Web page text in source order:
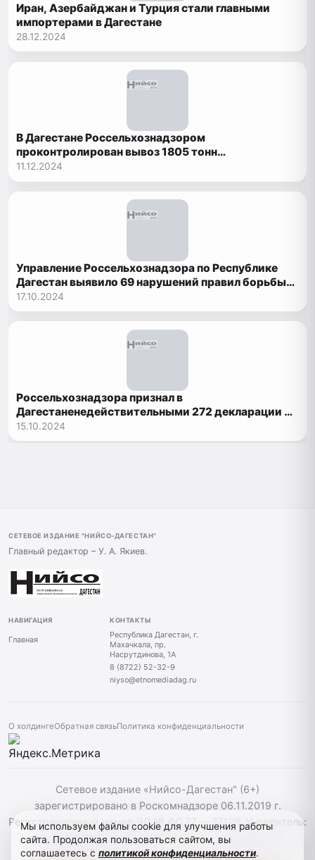
Иран, Азербайджан и Турция стали главными
импортерами в Дагестане
28.12.2024
В Дагестане Россельхознадзором
проконтролирован вывоз 1805 тонн
животноводческой продукции
11.12.2024
Управление Россельхознадзора по Республике
Дагестан выявило 69 нарушений правил борьбы
карантинными объектами
17.10.2024
Россельхознадзора признал в
Дагестаненедействительными 272 декларации о
соответствии на зерно
15.10.2024
СЕТЕВОЕ ИЗДАНИЕ "НИЙСО-ДАГЕСТАН"
Главный редактор – У. А. Якиев.
НАВИГАЦИЯ
Главная
КОНТАКТЫ
Республика Дагестан, г.
Махачкала, пр.
Насрутдинова, 1А
8 (8722) 52-32-9
niyso@etnomediadag.ru
О холдингеОбратная связьПолитика конфиденциальности
Сетевое издание «Нийсо-Дагестан" (6+)
зарегистрировано в Роскомнадзоре 06.11.2019 г.
Регистрационный номер ЭЛ № ФС 77 — 77128. Учредитель:
ГОСУДАРСТВЕННОЕ БЮДЖЕТНОЕ УЧРЕЖДЕНИЕ
РЕСПУБЛИКИ ДАГЕСТАН "ЭТНОМЕДИАХОЛДИНГ
Мы используем файлы cookie для улучшения работы
сайта. Продолжая пользоваться сайтом, вы
соглашаетесь с политикой конфиденциальности.